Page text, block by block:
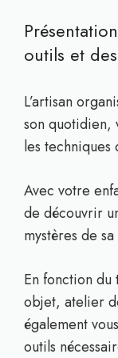
outils et
L’artisan
son quotidien,
les techniques
Avec votre
de découvrir
mystères de
En fonction du
objet, atelier
également
outils